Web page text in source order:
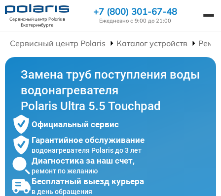
Сервисный центр Polarisв
Екатеринбурге
+7 (800) 301-67-48
Ежедневно с 9:00 до 21:00
Сервисный центр Polaris Каталог устройств
Замена труб поступления воды
водонагревателя
Polaris Ultra 5.5 Touchpad
Официальный сервис
Гарантийное обслуживание
водонагревателя Polaris до 3 лет
Диагностика за наш счет,
ремонт по желанию
Бесплатный выезд курьера
в день обращения